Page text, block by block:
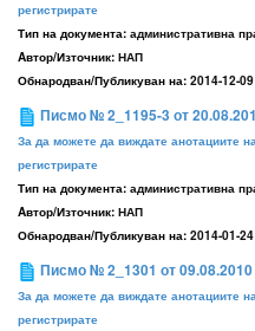
регистрирате
Тип на документа: административна
Aвтор/Източник: НАП
Обнародван/Публикуван на: 2014-12-09
Писмо № 2_1195-3 от
За да можете да виждате анотациите
регистрирате
Тип на документа: административна
Aвтор/Източник: НАП
Обнародван/Публикуван на: 2014-01-24
Писмо № 2_1301 от
За да можете да виждате анотациите
регистрирате